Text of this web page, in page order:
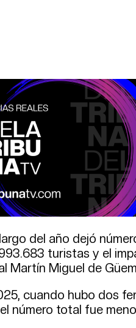
del año dejó
turistas y el
Martín Miguel de
cuando hubo dos
número total fue